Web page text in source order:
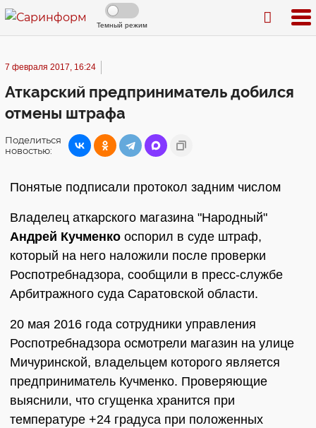
Темный режим
7 февраля 2017, 16:24
Аткарский предприниматель добился
отмены штрафа
Поделиться
новостью:
Понятые подписали протокол задним числом
Владелец аткарского магазина "Народный"
Андрей Кучменко оспорил в суде штраф,
который на него наложили после проверки
Роспотребнадзора, сообщили в пресс-службе
Арбитражного суда Саратовской области.
20 мая 2016 года сотрудники управления
Роспотребнадзора осмотрели магазин на улице
Мичуринской, владельцем которого является
предприниматель Кучменко. Проверяющие
выяснили, что сгущенка хранится при
температуре +24 градуса при положенных